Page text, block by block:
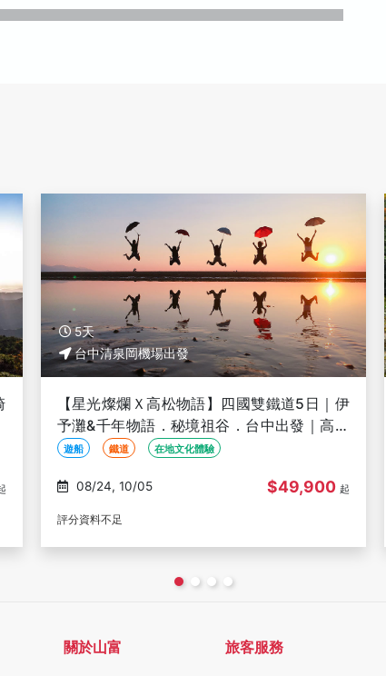
5天
台中清泉岡機場出發
【星光燦爛Ｘ高松物語】四國楓紅鐵道5日｜
伊予灘物語．神隱少女湯屋．尾道紅葉散策．
秘境祖谷楓景．台中出發｜高松進出雙溫泉
鐵道 溫泉 賞楓
11/30 $51,900 起
評分資料不足
關於山富 旅客服務